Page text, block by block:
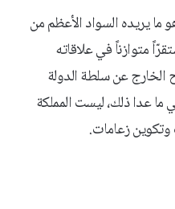
ما يريده السواد الأعظم من
متوازناً في علاقاته
الخارج عن سلطة الدولة
ما عدا ذلك، ليست المملكة
زعامات.